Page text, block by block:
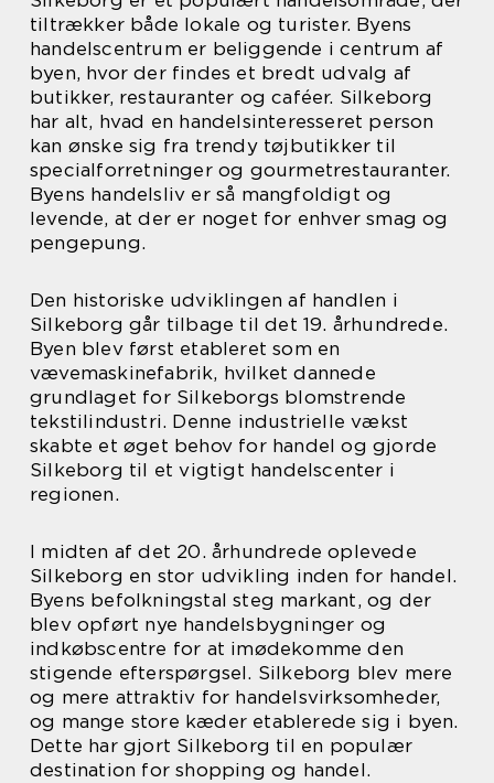
tiltrækker både lokale og turister. Byens
handelscentrum er beliggende i centrum af
byen, hvor der findes et bredt udvalg af
butikker, restauranter og caféer. Silkeborg
har alt, hvad en handelsinteresseret person
kan ønske sig fra trendy tøjbutikker til
specialforretninger og gourmetrestauranter.
Byens handelsliv er så mangfoldigt og
levende, at der er noget for enhver smag og
pengepung.
Den historiske udviklingen af handlen i
Silkeborg går tilbage til det 19. århundrede.
Byen blev først etableret som en
vævemaskinefabrik, hvilket dannede
grundlaget for Silkeborgs blomstrende
tekstilindustri. Denne industrielle vækst
skabte et øget behov for handel og gjorde
Silkeborg til et vigtigt handelscenter i
regionen.
I midten af det 20. århundrede oplevede
Silkeborg en stor udvikling inden for handel.
Byens befolkningstal steg markant, og der
blev opført nye handelsbygninger og
indkøbscentre for at imødekomme den
stigende efterspørgsel. Silkeborg blev mere
og mere attraktiv for handelsvirksomheder,
og mange store kæder etablerede sig i byen.
Dette har gjort Silkeborg til en populær
destination for shopping og handel.